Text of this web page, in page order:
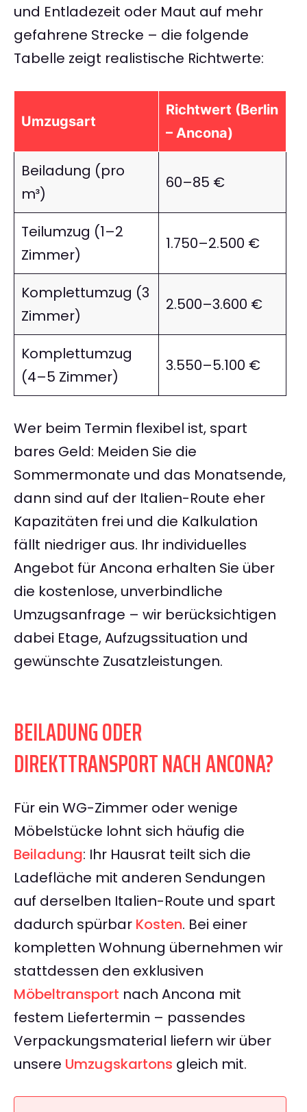
und Entladezeit oder Maut auf mehr
gefahrene Strecke – die folgende
Tabelle zeigt realistische Richtwerte:
Umzugsart
Richtwert (Berlin
– Ancona)
Beiladung (pro
m³)
60–85 €
Teilumzug (1–2
Zimmer)
1.750–2.500 €
Komplettumzug (3
Zimmer)
2.500–3.600 €
Komplettumzug
(4–5 Zimmer)
3.550–5.100 €
Wer beim Termin flexibel ist, spart
bares Geld: Meiden Sie die
Sommermonate und das Monatsende,
dann sind auf der Italien-Route eher
Kapazitäten frei und die Kalkulation
fällt niedriger aus. Ihr individuelles
Angebot für Ancona erhalten Sie über
die kostenlose, unverbindliche
Umzugsanfrage – wir berücksichtigen
dabei Etage, Aufzugssituation und
gewünschte Zusatzleistungen.
BEILADUNG ODER
DIREKTTRANSPORT NACH ANCONA?
Für ein WG-Zimmer oder wenige
Möbelstücke lohnt sich häufig die
Beiladung: Ihr Hausrat teilt sich die
Ladefläche mit anderen Sendungen
auf derselben Italien-Route und spart
dadurch spürbar Kosten. Bei einer
kompletten Wohnung übernehmen wir
stattdessen den exklusiven
Möbeltransport nach Ancona mit
festem Liefertermin – passendes
Verpackungsmaterial liefern wir über
unsere Umzugskartons gleich mit.